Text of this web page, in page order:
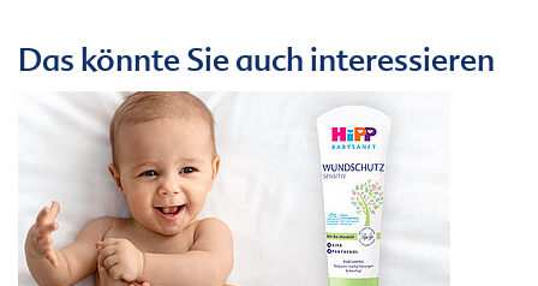
Das könnte Sie auch interessieren